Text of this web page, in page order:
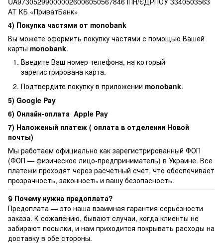
АТ КБ «ПриватБанк»
4) Покупка частями от monobank
Вы можете оформить покупку частями с помощью Вашей
карты monobank.
Введите Ваш номер телефона, на который
зарегистрирована карта.
Подтвердите покупку в приложении monobank.
5) Google Pay
6) Онлайн-оплата Apple Pay
7) Наложеный платеж ( оплата в отделении Новой
почты)
Мы работаем официально как зарегистрированный ФОП
(ФОП — физическое лицо-предприниматель) в Украине. Все
платежи проходят через расчётный счёт, что обеспечивает
прозрачность, законность и вашу безопасность.
🔒 Почему нужна предоплата?
Предоплата — это наша взаимная гарантия серьёзности
заказа. К сожалению, бывают случаи, когда клиенты не
забирают посылки, и нам приходится покрывать расходы на
доставку в обе стороны.